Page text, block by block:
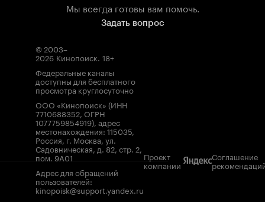
Мы всегда готовы вам помочь.
Задать вопрос
© 2003–
2026 Кинопоиск. 18+
Федеральные каналы
доступны для бесплатного
просмотра круглосуточно
ООО «Кинопоиск» (ИНН
7710688352, ОГРН
1077759854919), адрес
местонахождения: 115035,
Россия, г. Москва, ул.
Садовническая, д. 82, стр. 2,
пом. 9А01
Адрес для обращений
пользователей:
kinopoisk@support.yandex.ru
Проект
компании
Соглашение